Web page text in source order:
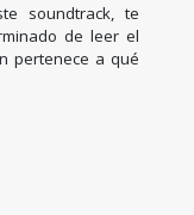
soundtrack, te
de leer el
pertenece a qué